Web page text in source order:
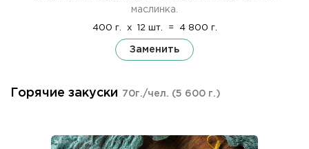
маслинка.
400 г. x 12 шт. = 4 800 г.
Заменить
Горячие закуски 70г./чел. (5 600 г.)